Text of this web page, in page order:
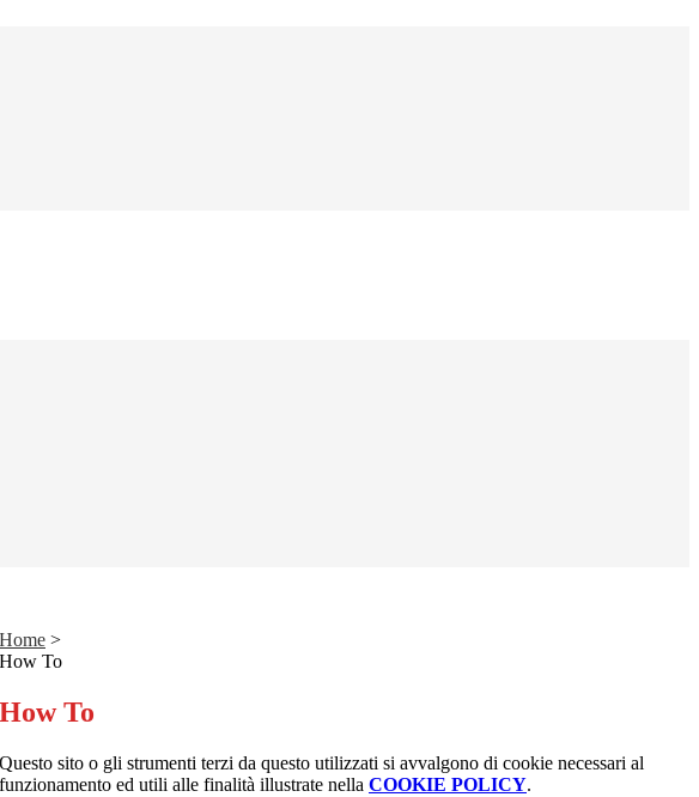
Home >
How To
How To
Questo sito o gli strumenti terzi da questo utilizzati si avvalgono di cookie necessari al
funzionamento ed utili alle finalità illustrate nella COOKIE POLICY.